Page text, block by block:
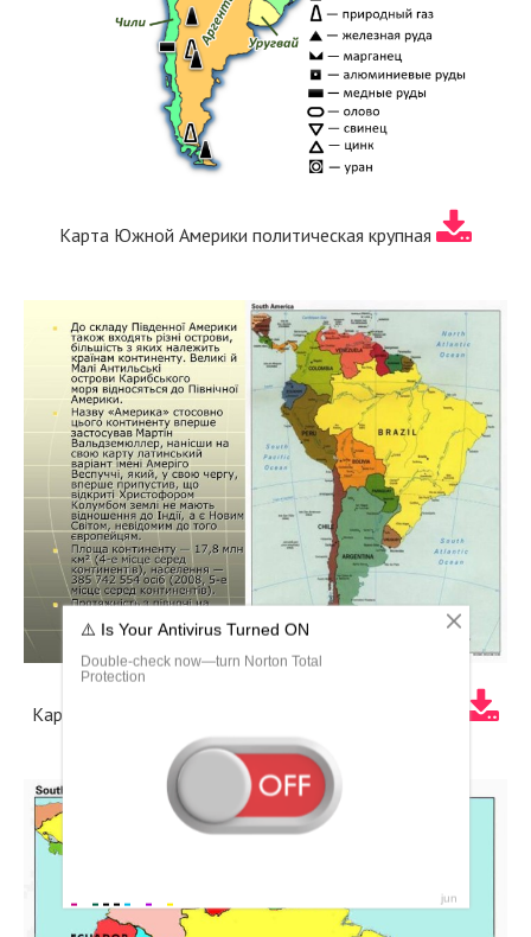
Карта Южной Америки политическая крупная
Карта Латинской Америки со странами и столицами